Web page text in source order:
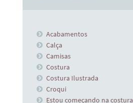
Acabamentos
Calça
Camisas
Costura
Costura Ilustrada
Croqui
Estou começando na costura